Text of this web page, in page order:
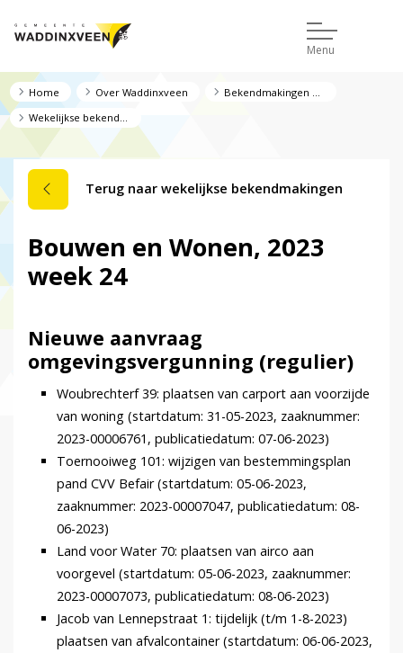
Menu
Home Over Waddinxveen
Wekelijkse bekendmakingen
Terug naar wekelijkse bekendmakingen
Bouwen en Wonen, 2023
week 24
Nieuwe aanvraag
omgevingsvergunning (regulier)
Woubrechterf 39: plaatsen van carport aan voorzijde
van woning (startdatum: 31-05-2023, zaaknummer:
2023-00006761, publicatiedatum: 07-06-2023)
Toernooiweg 101: wijzigen van bestemmingsplan
pand CVV Befair (startdatum: 05-06-2023,
zaaknummer: 2023-00007047, publicatiedatum: 08-
06-2023)
Land voor Water 70: plaatsen van airco aan
voorgevel (startdatum: 05-06-2023, zaaknummer:
2023-00007073, publicatiedatum: 08-06-2023)
Jacob van Lennepstraat 1: tijdelijk (t/m 1-8-2023)
plaatsen van afvalcontainer (startdatum: 06-06-2023,